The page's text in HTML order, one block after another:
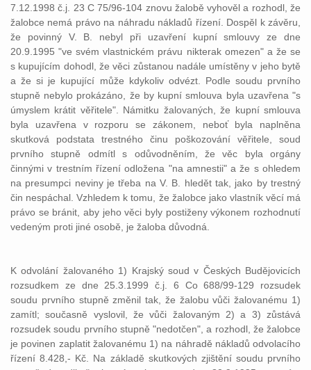
7.12.1998 č.j. 23 C 75/96-104 znovu žalobě vyhověl a rozhodl, že
žalobce nemá právo na náhradu nákladů řízení. Dospěl k závěru,
že povinný V. B. nebyl při uzavření kupní smlouvy ze dne
20.9.1995 "ve svém vlastnickém právu nikterak omezen" a že se
s kupujícím dohodl, že věci zůstanou nadále umístěny v jeho bytě
a že si je kupující může kdykoliv odvézt. Podle soudu prvního
stupně nebylo prokázáno, že by kupní smlouva byla uzavřena "s
úmyslem krátit věřitele". Námitku žalovaných, že kupní smlouva
byla uzavřena v rozporu se zákonem, neboť byla naplněna
skutková podstata trestného činu poškozování věřitele, soud
prvního stupně odmítl s odůvodněním, že věc byla orgány
činnými v trestním řízení odložena "na amnestii" a že s ohledem
na presumpci neviny je třeba na V. B. hledět tak, jako by trestný
čin nespáchal. Vzhledem k tomu, že žalobce jako vlastník věcí má
právo se bránit, aby jeho věci byly postiženy výkonem rozhodnutí
vedeným proti jiné osobě, je žaloba důvodná.
K odvolání žalovaného 1) Krajský soud v Českých Budějovicích
rozsudkem ze dne 25.3.1999 č.j. 6 Co 688/99-129 rozsudek
soudu prvního stupně změnil tak, že žalobu vůči žalovanému 1)
zamítl; současně vyslovil, že vůči žalovaným 2) a 3) zůstává
rozsudek soudu prvního stupně "nedotčen", a rozhodl, že žalobce
je povinen zaplatit žalovanému 1) na náhradě nákladů odvolacího
řízení 8.428,- Kč. Na základě skutkových zjištění soudu prvního